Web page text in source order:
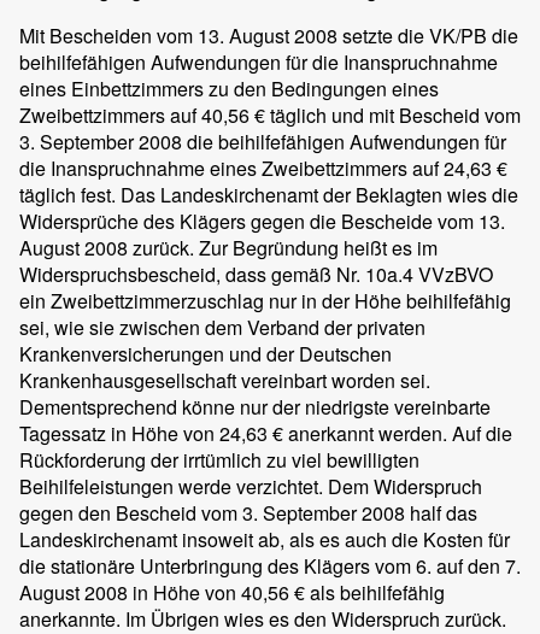
Mit Bescheiden vom 13. August 2008 setzte die VK/PB die
beihilfefähigen Aufwendungen für die Inanspruchnahme
eines Einbettzimmers zu den Bedingungen eines
Zweibettzimmers auf 40,56 € täglich und mit Bescheid vom
3. September 2008 die beihilfefähigen Aufwendungen für
die Inanspruchnahme eines Zweibettzimmers auf 24,63 €
täglich fest. Das Landeskirchenamt der Beklagten wies die
Widersprüche des Klägers gegen die Bescheide vom 13.
August 2008 zurück. Zur Begründung heißt es im
Widerspruchsbescheid, dass gemäß Nr. 10a.4 VVzBVO
ein Zweibettzimmerzuschlag nur in der Höhe beihilfefähig
sei, wie sie zwischen dem Verband der privaten
Krankenversicherungen und der Deutschen
Krankenhausgesellschaft vereinbart worden sei.
Dementsprechend könne nur der niedrigste vereinbarte
Tagessatz in Höhe von 24,63 € anerkannt werden. Auf die
Rückforderung der irrtümlich zu viel bewilligten
Beihilfeleistungen werde verzichtet. Dem Widerspruch
gegen den Bescheid vom 3. September 2008 half das
Landeskirchenamt insoweit ab, als es auch die Kosten für
die stationäre Unterbringung des Klägers vom 6. auf den 7.
August 2008 in Höhe von 40,56 € als beihilfefähig
anerkannte. Im Übrigen wies es den Widerspruch zurück.